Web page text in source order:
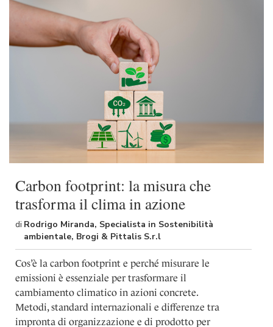
Carbon footprint: la misura che
trasforma il clima in azione
di Rodrigo Miranda, Specialista in Sostenibilità
ambientale, Brogi & Pittalis S.r.l
Cos’è la carbon footprint e perché misurare le
emissioni è essenziale per trasformare il
cambiamento climatico in azioni concrete.
Metodi, standard internazionali e differenze tra
impronta di organizzazione e di prodotto per